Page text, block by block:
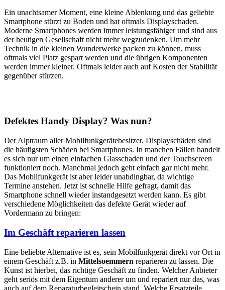
Ein unachtsamer Moment, eine kleine Ablenkung und das geliebte
Smartphone stürzt zu Boden und hat oftmals Displayschaden.
Moderne Smartphones werden immer leistungsfähiger und sind aus
der heutigen Gesellschaft nicht mehr wegzudenken. Um mehr
Technik in die kleinen Wunderwerke packen zu können, muss
oftmals viel Platz gespart werden und die übrigen Komponenten
werden immer kleiner. Oftmals leider auch auf Kosten der Stabilität
gegenüber stürzen.
Defektes Handy Display? Was nun?
Der Alptraum aller Mobilfunkgerätebesitzer. Displayschäden sind
die häufigsten Schäden bei Smartphones. In manchen Fällen handelt
es sich nur um einen einfachen Glasschaden und der Touchscreen
funktioniert noch. Manchmal jedoch geht einfach gar nicht mehr.
Das Mobilfunkgerät ist aber leider unabdingbar, da wichtige
Termine anstehen. Jetzt ist schnelle Hilfe gefragt, damit das
Smartphone schnell wieder instandgesetzt werden kann. Es gibt
verschiedene Möglichkeiten das defekte Gerät wieder auf
Vordermann zu bringen:
Im Geschäft reparieren lassen
Eine beliebte Alternative ist es, sein Mobilfunkgerät direkt vor Ort in
einem Geschäft z.B. in Mittelsoemmern reparieren zu lassen. Die
Kunst ist hierbei, das richtige Geschäft zu finden. Welcher Anbieter
geht seriös mit dem Eigentum anderer um und repariert nur das, was
auch auf dem Reparaturbegleitschein stand. Welche Ersatzteile